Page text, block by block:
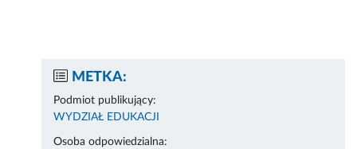
METKA:
Podmiot publikujący:
WYDZIAŁ EDUKACJI
Osoba odpowiedzialna: